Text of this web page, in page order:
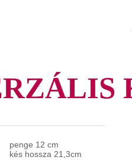
penge 12 cm
kés hossza 21,3cm